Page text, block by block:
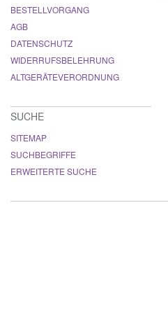
BESTELLVORGANG
AGB
DATENSCHUTZ
WIDERRUFSBELEHRUNG
ALTGERÄTEVERORDNUNG
SUCHE
SITEMAP
SUCHBEGRIFFE
ERWEITERTE SUCHE